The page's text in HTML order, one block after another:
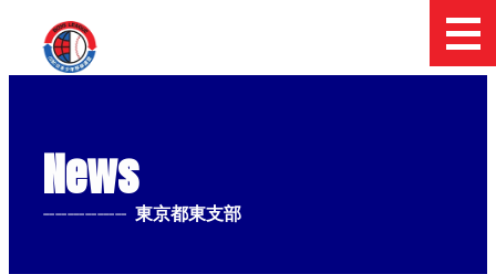
News
-------------- 東京都東支部